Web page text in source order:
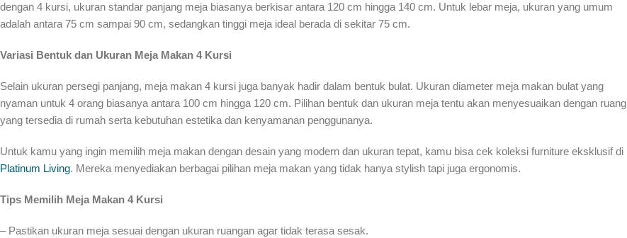
dengan 4 kursi, ukuran standar panjang meja biasanya berkisar antara 120 cm hingga 140 cm. Untuk lebar meja, ukuran yang umum
adalah antara 75 cm sampai 90 cm, sedangkan tinggi meja ideal berada di sekitar 75 cm.
Variasi Bentuk dan Ukuran Meja Makan 4 Kursi
Selain ukuran persegi panjang, meja makan 4 kursi juga banyak hadir dalam bentuk bulat. Ukuran diameter meja makan bulat yang
nyaman untuk 4 orang biasanya antara 100 cm hingga 120 cm. Pilihan bentuk dan ukuran meja tentu akan menyesuaikan dengan ruang
yang tersedia di rumah serta kebutuhan estetika dan kenyamanan penggunanya.
Untuk kamu yang ingin memilih meja makan dengan desain yang modern dan ukuran tepat, kamu bisa cek koleksi furniture eksklusif di
Platinum Living. Mereka menyediakan berbagai pilihan meja makan yang tidak hanya stylish tapi juga ergonomis.
Tips Memilih Meja Makan 4 Kursi
– Pastikan ukuran meja sesuai dengan ukuran ruangan agar tidak terasa sesak.